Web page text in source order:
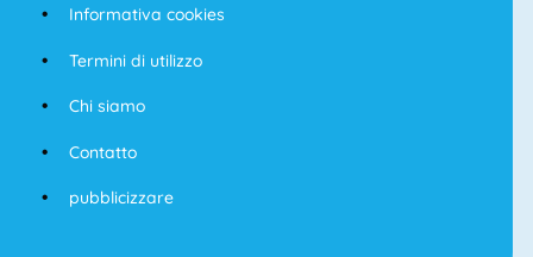
Informativa cookies
Termini di utilizzo
Chi siamo
Contatto
pubblicizzare